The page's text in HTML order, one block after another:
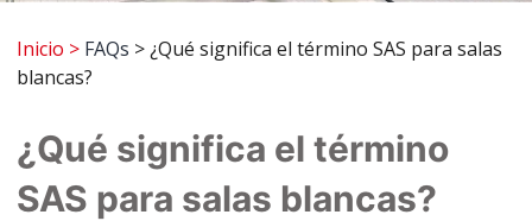
Inicio > FAQs > ¿Qué significa el término SAS para salas
blancas?
¿Qué significa el término
SAS para salas blancas?